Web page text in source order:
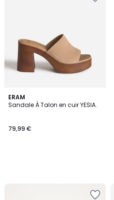
ERAM
Sandale À Talon en cuir YESIA.
79,99 €